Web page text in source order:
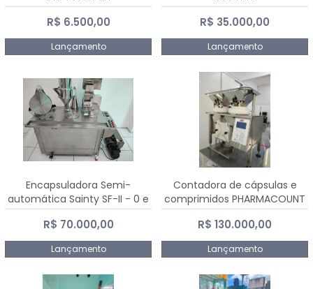
R$ 6.500,00
Lançamento
R$ 35.000,00
Lançamento
Encapsuladora Semi-
automática Sainty SF-II - 0 e
00
R$ 70.000,00
Lançamento
Contadora de cápsulas e
comprimidos PHARMACOUNT
- 2-2R3
R$ 130.000,00
Lançamento